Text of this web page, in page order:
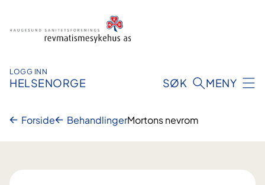
LOGG INN
HELSENORGE SØK MENY
Forside BehandlingerMortons nevrom